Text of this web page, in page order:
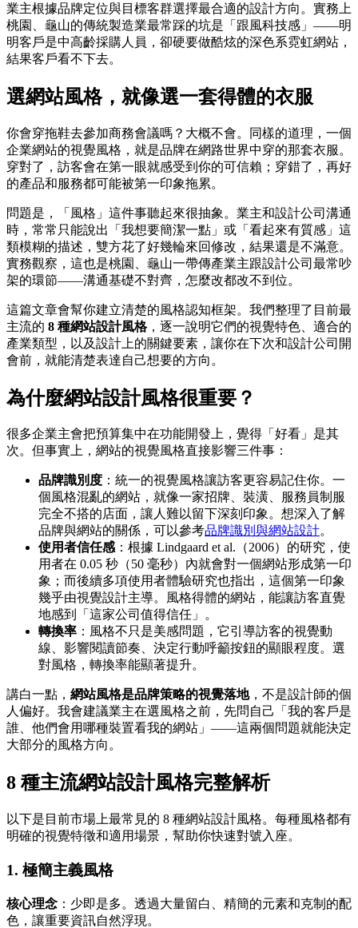
業主根據品牌定位與目標客群選擇最合適的設計方向。實務上
桃園、龜山的傳統製造業最常踩的坑是「跟風科技感」——明
明客戶是中高齡採購人員，卻硬要做酷炫的深色系霓虹網站，
結果客戶看不下去。
選網站風格，就像選一套得體的衣服
你會穿拖鞋去參加商務會議嗎？大概不會。同樣的道理，一個
企業網站的視覺風格，就是品牌在網路世界中穿的那套衣服。
穿對了，訪客會在第一眼就感受到你的可信賴；穿錯了，再好
的產品和服務都可能被第一印象拖累。
問題是，「風格」這件事聽起來很抽象。業主和設計公司溝通
時，常常只能說出「我想要簡潔一點」或「看起來有質感」這
類模糊的描述，雙方花了好幾輪來回修改，結果還是不滿意。
實務觀察，這也是桃園、龜山一帶傳產業主跟設計公司最常吵
架的環節——溝通基礎不對齊，怎麼改都改不到位。
這篇文章會幫你建立清楚的風格認知框架。我們整理了目前最
主流的 8 種網站設計風格，逐一說明它們的視覺特色、適合的
產業類型，以及設計上的關鍵要素，讓你在下次和設計公司開
會前，就能清楚表達自己想要的方向。
為什麼網站設計風格很重要？
很多企業主會把預算集中在功能開發上，覺得「好看」是其
次。但事實上，網站的視覺風格直接影響三件事：
品牌識別度 ：統一的視覺風格讓訪客更容易記住你。一
個風格混亂的網站，就像一家招牌、裝潢、服務員制服
完全不搭的店面，讓人難以留下深刻印象。想深入了解
品牌與網站的關係，可以參考品牌識別與網站設計。
使用者信任感：根據 Lindgaard et al.（2006）的研究，使
用者在 0.05 秒（50 毫秒）內就會對一個網站形成第一印
象；而後續多項使用者體驗研究也指出，這個第一印象
幾乎由視覺設計主導。風格得體的網站，能讓訪客直覺
地感到「這家公司值得信任」。
轉換率 ：風格不只是美感問題，它引導訪客的視覺動
線、影響閱讀節奏、決定行動呼籲按鈕的顯眼程度。選
對風格，轉換率能顯著提升。
講白一點， 網站風格是品牌策略的視覺落地，不是設計師的個
人偏好。我會建議業主在選風格之前，先問自己「我的客戶是
誰、他們會用哪種裝置看我的網站」——這兩個問題就能決定
大部分的風格方向。
8 種主流網站設計風格完整解析
以下是目前市場上最常見的 8 種網站設計風格。每種風格都有
明確的視覺特徵和適用場景，幫助你快速對號入座。
1. 極簡主義風格
核心理念 ：少即是多。透過大量留白、精簡的元素和克制的配
色，讓重要資訊自然浮現。